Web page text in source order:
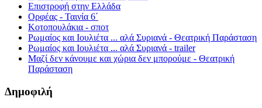
Επιστροφή στην Ελλάδα
Ορφέας - Ταινία 6΄
Κοτοπουλάκια - σποτ
Ρωμαίος και Ιουλιέτα ... αλά Συριανά - Θεατρική Παράσταση
Ρωμαίος και Ιουλιέτα ... αλά Συριανά - trailer
Μαζί δεν κάνουμε και χώρια δεν μπορούμε - Θεατρική
Παράσταση
Δημοφιλή